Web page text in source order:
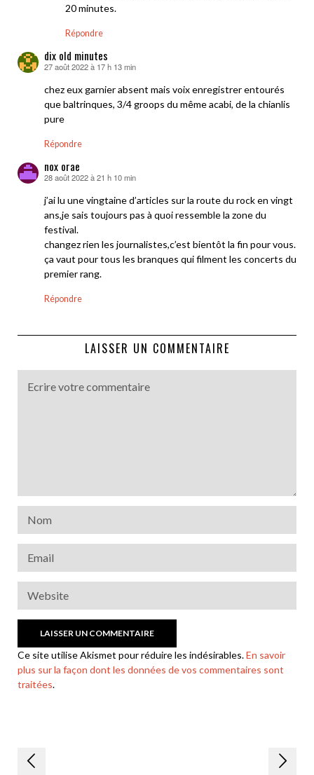
20 minutes.
Répondre
dix old minutes
dit :
27 août 2022 à 17 h 13 min
chez eux garnier absent mais voix enregistrer entourés
que baltrinques, 3/4 groops du même acabi, de la chianlis
pure
Répondre
nox orae
dit :
28 août 2022 à 21 h 10 min
j’ai lu une vingtaine d’articles sur la route du rock en vingt
ans,je sais toujours pas à quoi ressemble la zone du
festival.
changez rien les journalistes,c’est bientôt la fin pour vous.
ça vaut pour tous les branques qui filment les concerts du
premier rang.
Répondre
LAISSER UN COMMENTAIRE
Ce site utilise Akismet pour réduire les indésirables.En savoir
plus sur la façon dont les données de vos commentaires sont
traitées.
Navigation